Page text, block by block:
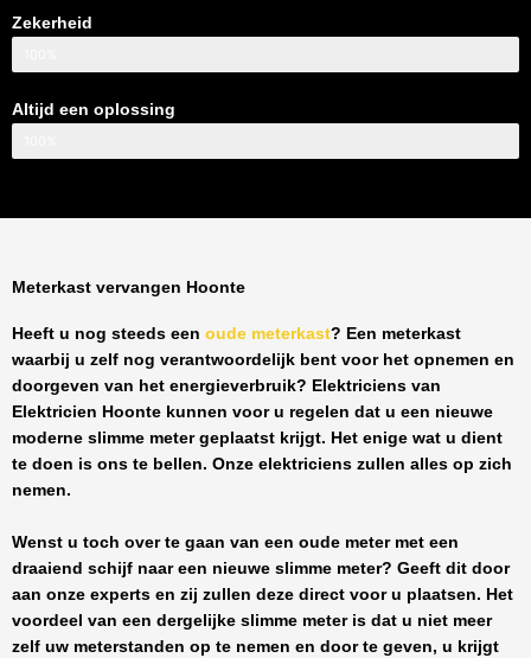
Zekerheid
Altijd een oplossing
Meterkast vervangen Hoonte
Heeft u nog steeds een oude meterkast? Een meterkast
waarbij u zelf nog verantwoordelijk bent voor het opnemen en
doorgeven van het energieverbruik? Elektriciens van
Elektricien Hoonte kunnen voor u regelen dat u een nieuwe
moderne slimme meter geplaatst krijgt. Het enige wat u dient
te doen is ons te bellen. Onze elektriciens zullen alles op zich
nemen.
Wenst u toch over te gaan van een oude meter met een
draaiend schijf naar een nieuwe slimme meter? Geeft dit door
aan onze experts en zij zullen deze direct voor u plaatsen. Het
voordeel van een dergelijke slimme meter is dat u niet meer
zelf uw meterstanden op te nemen en door te geven, u krijgt